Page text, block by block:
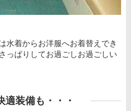
水着からお洋服へお着替えでき
っぱりしてお過ごしお過ごしい
適装備も・・・